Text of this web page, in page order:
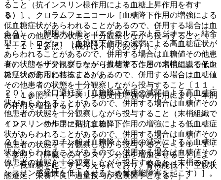
ること（抗インスリン様作用による血糖上昇作用を有す
る）］。
１９）． 卵胞ホルモン（エチニルエストラジオール、結合
型エストロゲン）［血糖降下作用の減弱による高血糖症状が
あらわれることがあるので、併用する場合は血糖値その他患
者の状態を十分観察しながら投与すること（末梢組織でイン
スリンの作用に拮抗する）］。
２０）． 経口避妊薬［血糖降下作用の減弱による高血糖症
状があらわれることがあるので、併用する場合は血糖値その
他患者の状態を十分観察しながら投与すること（末梢組織で
インスリンの作用に拮抗する）］。
２１）． ニコチン酸［血糖降下作用の減弱による高血糖症
状があらわれることがあるので、併用する場合は血糖値その
他患者の状態を十分観察しながら投与すること（末梢でのイ
ンスリン感受性を低下させるため耐糖能障害を起こす）］。
８）． クロラムフェニコール［血糖降下作用の増強による
低血糖症状があらわれることがあるので、併用する場合は血
糖値その他患者の状態を十分観察しながら投与すること〔１
１．１．１参照〕（機序は不明である）］。
９）． ベザフィブラート［血糖降下作用の増強による低血
糖症状があらわれることがあるので、併用する場合は血糖値
その他患者の状態を十分観察しながら投与すること〔１１．
１．１参照〕（インスリン感受性増強等の作用により、本剤
の作用を増強する）］。
１０）． サルファ剤［血糖降下作用の増強による低血糖症
状があらわれることがあるので、併用する場合は血糖値その
他患者の状態を十分観察しながら投与すること〔１１．１．
１参照〕（膵臓でのインスリン分泌を増加させることによ
り、低血糖を起こすと考えられており、腎機能低下、空腹状
態遷延、栄養不良、過量投与が危険因子となる）］。